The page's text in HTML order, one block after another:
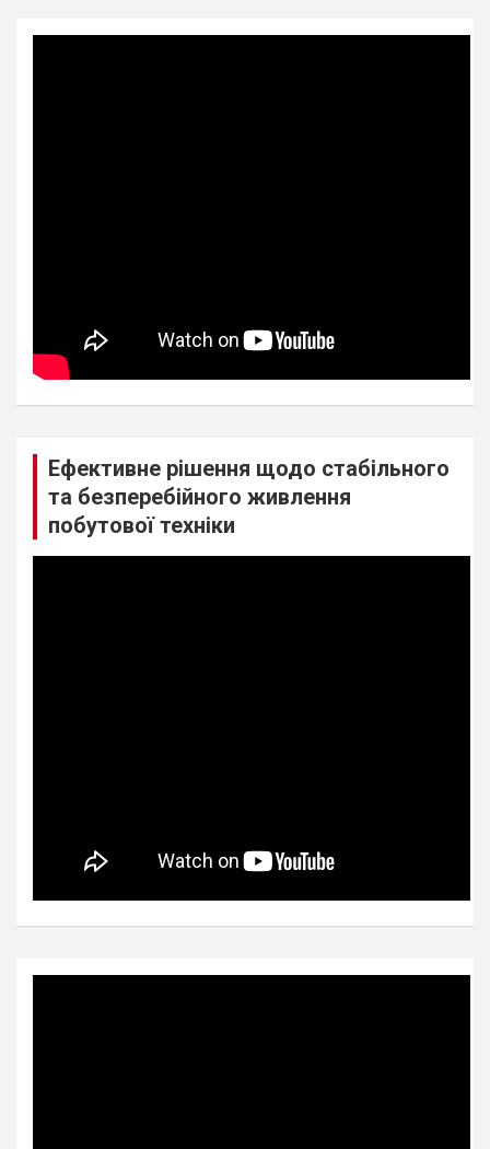
Ефективне рішення щодо стабільного
та безперебійного живлення
побутової техніки